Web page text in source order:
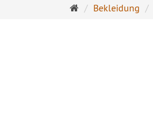
Startseite
Bekleidung